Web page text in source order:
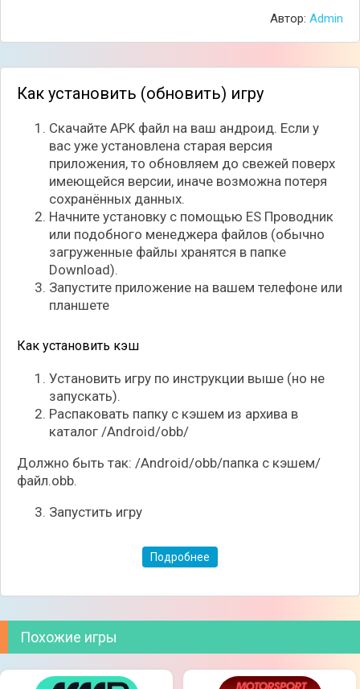
Автор: Admin
Как установить (обновить) игру
Скачайте APK файл на ваш андроид. Если у
вас уже установлена старая версия
приложения, то обновляем до свежей поверх
имеющейся версии, иначе возможна потеря
сохранённых данных.
Начните установку с помощью ES Проводник
или подобного менеджера файлов (обычно
загруженные файлы хранятся в папке
Download).
Запустите приложение на вашем телефоне или
планшете
Как установить кэш
Установить игру по инструкции выше (но не
запускать).
Распаковать папку с кэшем из архива в
каталог /Android/obb/
Должно быть так: /Android/obb/папка с кэшем/
файл.obb.
Запустить игру
Подробнее
Похожие игры